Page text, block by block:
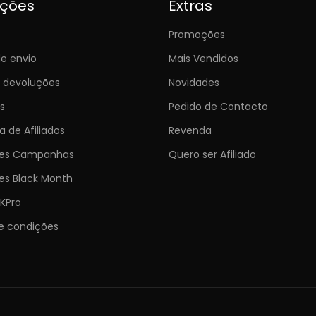
envio
de Afiliados
Campanhas
Black Month
condições
Extras
Promoções
Mais Vendidos
Novidades
Pedido de Contacto
Revenda
Quero ser Afiliado